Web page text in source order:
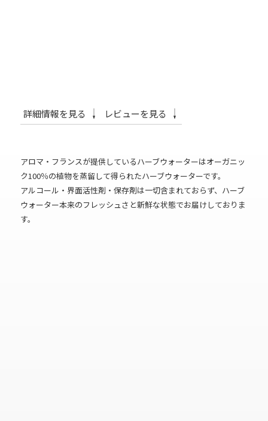
詳細情報を見る レビューを見る
アロマ・フランスが提供しているハーブウォーターはオーガニッ
ク100％の植物を蒸留して得られたハーブウォーターです。
アルコール・界面活性剤・保存剤は一切含まれておらず、ハーブ
ウォーター本来のフレッシュさと新鮮な状態でお届けしておりま
す。